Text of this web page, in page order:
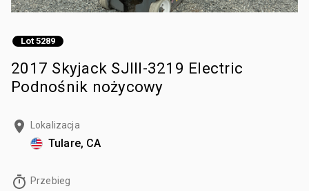
Lot 5289
2017 Skyjack SJIII-3219 Electric
Podnośnik nożycowy
Lokalizacja
Tulare, CA
Przebieg